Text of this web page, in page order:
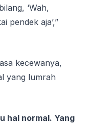
‘Wah,
pendek aja’,”
kecewanya,
yang lumrah
hal normal. Yang